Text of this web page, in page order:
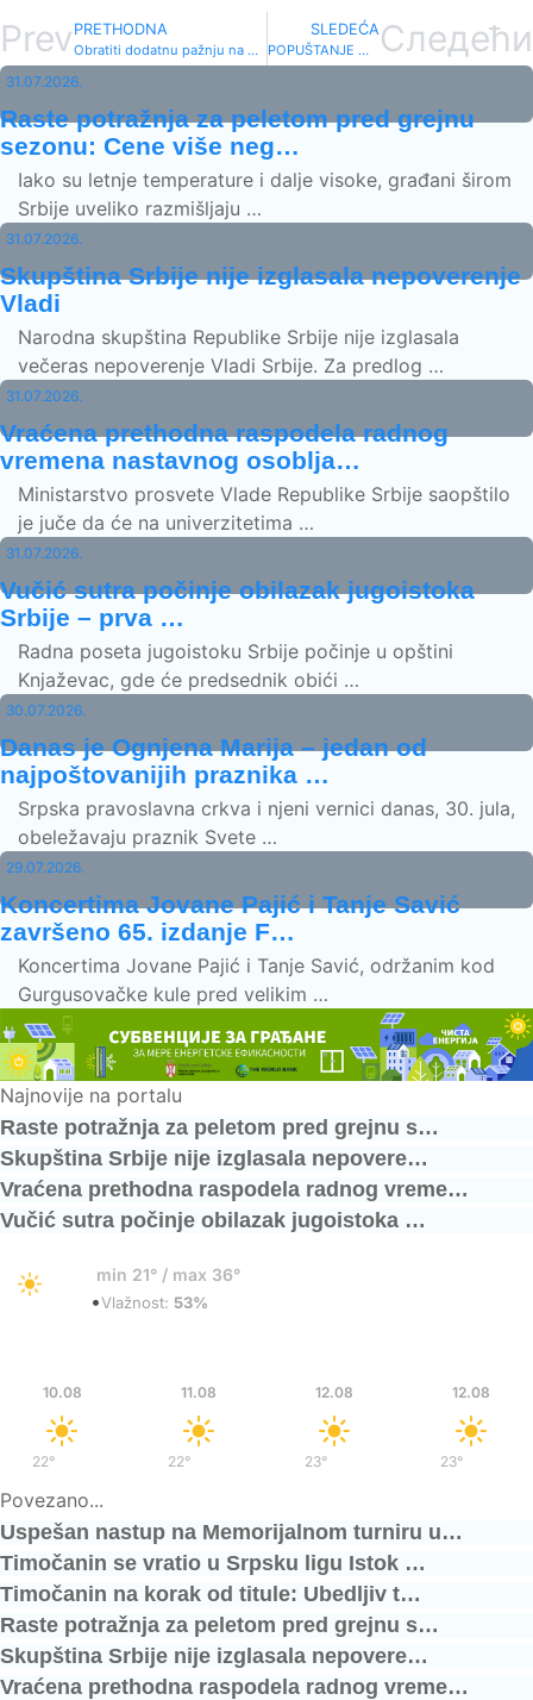
Prev PRETHODNA
Obratiti dodatnu pažnju na bezbednost radnika na gradilištu
SLEDEĆA
POPUŠTANJE MERA: Ugostiteljski objekti rade do ponoći, trafike i kiosci moći će da rade 00–24 sata Следећи
31.07.2026.
Raste potražnja za peletom pred grejnu
sezonu: Cene više neg…
Iako su letnje temperature i dalje visoke, građani širom
Srbije uveliko razmišljaju …
31.07.2026.
Skupština Srbije nije izglasala nepoverenje
Vladi
Narodna skupština Republike Srbije nije izglasala
večeras nepoverenje Vladi Srbije. Za predlog …
31.07.2026.
Vraćena prethodna raspodela radnog
vremena nastavnog osoblja…
Ministarstvo prosvete Vlade Republike Srbije saopštilo
je juče da će na univerzitetima …
31.07.2026.
Vučić sutra počinje obilazak jugoistoka
Srbije – prva …
Radna poseta jugoistoku Srbije počinje u opštini
Knjaževac, gde će predsednik obići …
30.07.2026.
Danas je Ognjena Marija – jedan od
najpoštovanijih praznika …
Srpska pravoslavna crkva i njeni vernici danas, 30. jula,
obeležavaju praznik Svete …
29.07.2026.
Koncertima Jovane Pajić i Tanje Savić
završeno 65. izdanje F…
Koncertima Jovane Pajić i Tanje Savić, održanim kod
Gurgusovačke kule pred velikim …
Najnovije na portalu
Raste potražnja za peletom pred grejnu s…
Skupština Srbije nije izglasala nepovere…
Vraćena prethodna raspodela radnog vreme…
Vučić sutra počinje obilazak jugoistoka …
min 21° / max 36°
•Vlažnost: 53%
10.08
22°/
11.08
22°
12.08
23°/
12.08
23°
Povezano...
Uspešan nastup na Memorijalnom turniru u…
Timočanin se vratio u Srpsku ligu Istok …
Timočanin na korak od titule: Ubedljiv t…
Raste potražnja za peletom pred grejnu s…
Skupština Srbije nije izglasala nepovere…
Vraćena prethodna raspodela radnog vreme…